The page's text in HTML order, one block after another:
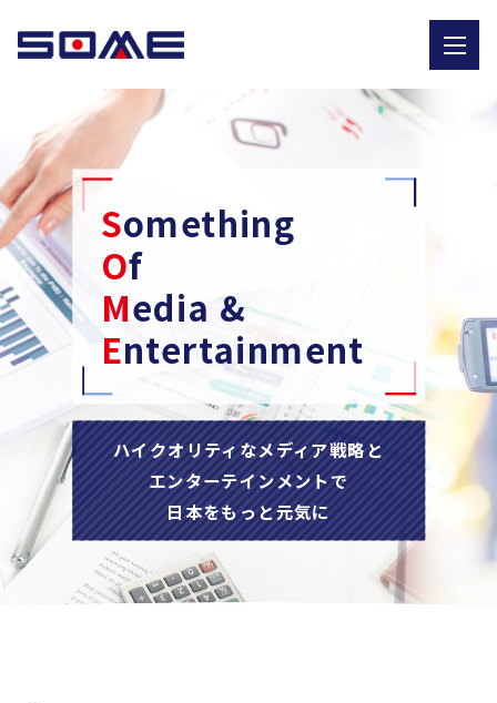
Something
Of
Media &
Entertainment
ハイクオリティなメディア戦略と
エンターテインメントで
日本をもっと元気に